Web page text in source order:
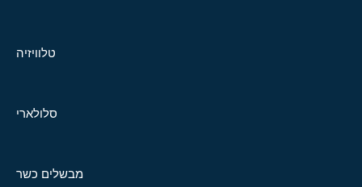
טלוויזיה
סלולארי
מבשלים כשר